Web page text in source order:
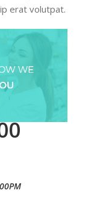
erat volutpat.